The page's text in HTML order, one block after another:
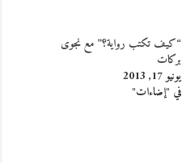
“كيف تكتب رواية؟” مع نجوى
بركات
يونيو 17, 2013
في "إضاءات"